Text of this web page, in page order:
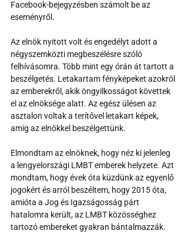
Facebook-bejegyzésben számolt be az
eseményről.
Az elnök nyitott volt és engedélyt adott a
négyszemközti megbeszélésre szóló
felhívásomra. Több mint egy órán át tartott a
beszélgetés. Letakartam fényképeket azokról
az emberekről, akik öngyilkosságot követtek
el az elnöksége alatt. Az egész ülésen az
asztalon voltak a terítővel letakart képek,
amíg az elnökkel beszélgettünk.
Elmondtam az elnöknek, hogy néz ki jelenleg
a lengyelországi LMBT emberek helyzete. Azt
mondtam, hogy évek óta küzdünk az egyenlő
jogokért és arról beszéltem, hogy 2015 óta,
amióta a Jog és Igazságosság párt
hatalomra került, az LMBT közösséghez
tartozó embereket gyakran bántalmazzák.